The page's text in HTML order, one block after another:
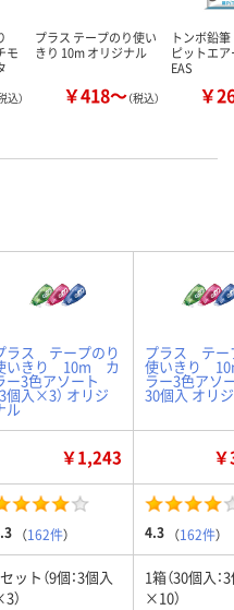
モ
込）
プラス テープのり使い
きり 10m オリジナル
￥418～（税込）
トンボ鉛
ピットエ
EAS
￥
ラス テープのり
いきり 10m カ
ー3色アソート
3個入×3） オリジ
ル
プラス テー
使いきり
ラー3色ア
30個入 オリ
￥1,243
（162件） 4.3 （162件）
ット（9個：3個入
）
1箱（30個入：
×10）